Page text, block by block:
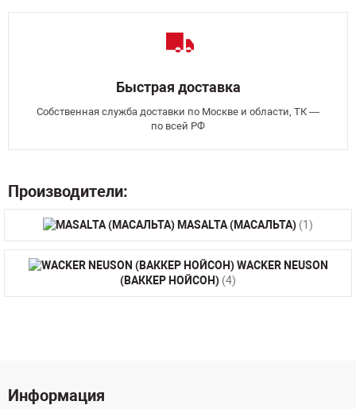
Быстрая доставка
Собственная служба доставки по Москве и области, ТК —
по всей РФ
Производители:
MASALTA (МАСАЛЬТА) (1)
WACKER NEUSON
(ВАККЕР НОЙСОН) (4)
Информация